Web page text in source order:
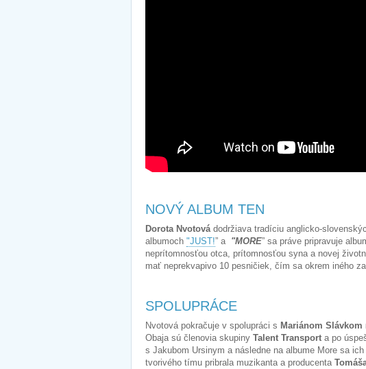
NOVÝ ALBUM TEN
Dorota Nvotovádodržiava tradíciu anglicko-
albumoch "JUST!” a "MORE” sa práve pripravuje
neprítomnosťou otca, prítomnosťou syna a novej
mať neprekvapivo 10 pesničiek, čím sa okrem iného
SPOLUPRÁCE
Nvotová pokračuje v spolupráci s Mariánom Slávkom
Obaja sú členovia skupiny Talent Transport a po
s Jakubom Ursinym a následne na albume More sa
tvorivého tímu pribrala muzikanta a producenta